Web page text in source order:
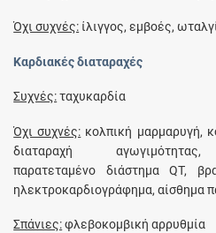
Όχι συχνές: ίλιγγος, εμβοές,
Καρδιακές διαταραχές
Συχνές:ταχυκαρδία
Όχι συχνές: κολπική μαρμαρυγή,
διαταραχή αγωγιμότητας,
παρατεταμένο διάστημα QT,
ηλεκτροκαρδιογράφημα, αίσθημα
Σπάνιες:φλεβοκομβική αρρυθμία